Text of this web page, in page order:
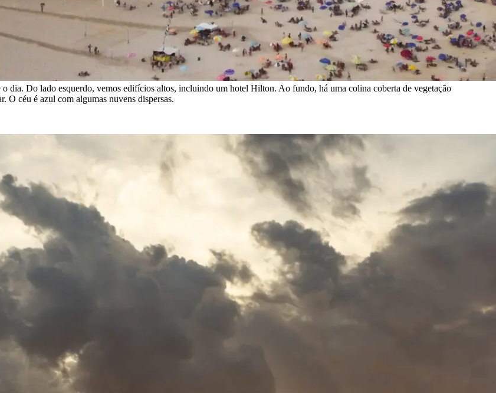
dia. Do lado esquerdo, vemos edifícios altos, incluindo um hotel Hilton. Ao fundo, há uma colina coberta de vegetação
O céu é azul com algumas nuvens dispersas.